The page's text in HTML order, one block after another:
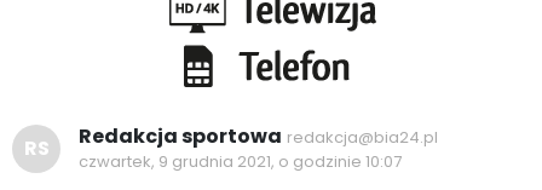
RS Redakcja sportowa redakcja@bia24.pl
czwartek, 9 grudnia 2021, o godzinie 10:07